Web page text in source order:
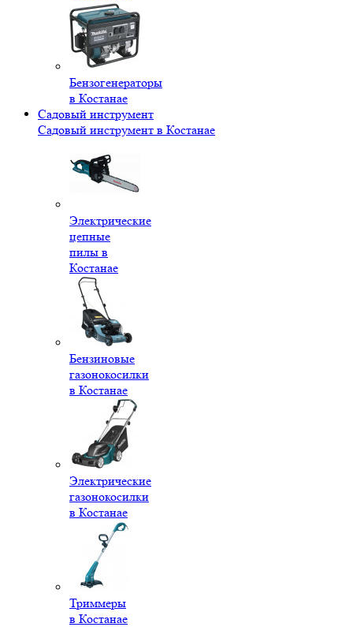
Бензогенераторы
в Костанае
Садовый инструмент
Садовый инструмент в Костанае
Электрические
цепные
пилы в
Костанае
Бензиновые
газонокосилки
в Костанае
Электрические
газонокосилки
в Костанае
Триммеры
в Костанае